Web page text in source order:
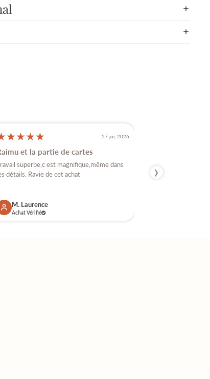
★★★★ 27 jui, 2026
et la partie de cartes
superbe,c est magnifique,même dans
détails. Ravie de cet achat
M. Laurence
Achat Vérifié
vous , car j'ai
›